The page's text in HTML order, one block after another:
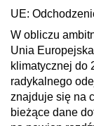
UE:
W obliczu
Unia
klimatycznej do
radykalnego
znajduje się na
bieżące dane